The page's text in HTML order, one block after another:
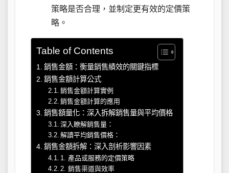
策略是否合理，並制定更有效的定價策
略。
Table of Contents
銷售金額：衡量銷售績效的關鍵指標
銷售金額計算公式
銷售金額計算實例
銷售金額計算的應用
銷售額量化：深入拆解銷售量與平均價格
深入瞭解銷售量：
解讀平均銷售價格：
銷售金額拆解：深入剖析影響因素
1. 產品或服務的定價策略
2. 銷售渠道與效率